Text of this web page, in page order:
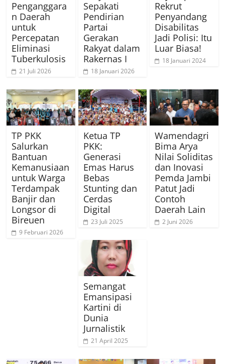
Penganggara
n Daerah
untuk
Percepatan
Eliminasi
Tuberkulosis
21 Juli 2026
Sepakati
Pendirian
Partai
Gerakan
Rakyat dalam
Rakernas I
18 Januari 2026
Rekrut
Penyandang
Disabilitas
Jadi Polisi: Itu
Luar Biasa!
18 Januari 2024
TP PKK
Salurkan
Bantuan
Kemanusiaan
untuk Warga
Terdampak
Banjir dan
Longsor di
Bireuen
9 Februari 2026
Ketua TP
PKK:
Generasi
Emas Harus
Bebas
Stunting dan
Cerdas
Digital
23 Juli 2025
Wamendagri
Bima Arya
Nilai Soliditas
dan Inovasi
Pemda Jambi
Patut Jadi
Contoh
Daerah Lain
2 Juni 2026
Semangat
Emansipasi
Kartini di
Dunia
Jurnalistik
21 April 2025